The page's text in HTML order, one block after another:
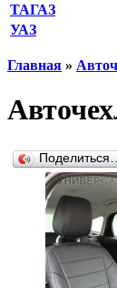
ТАГАЗ
УАЗ
Главная »
Поделиться…